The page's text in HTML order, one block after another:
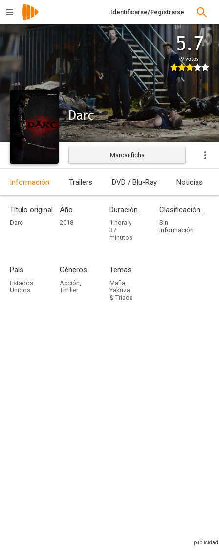
Identificarse/Registrarse
5.7
9 votos
Darc
Marcar ficha
Información Trailers DVD / Blu-Ray Noticias
Título original
Darc
Año
2018
Duración
1 hora y
37
minutos
Clasificación por edades
Sin
información
País
Estados
Unidos
Géneros
Acción,
Thriller
Temas
Mafia,
Yakuza
& Triada